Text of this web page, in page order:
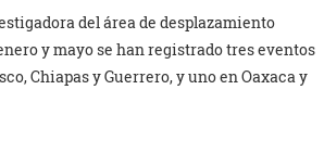
del área de desplazamiento
y mayo se han registrado tres eventos
Chiapas y Guerrero, y uno en Oaxaca y